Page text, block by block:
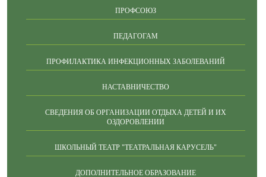
ПРОФСОЮЗ
ПЕДАГОГАМ
ПРОФИЛАКТИКА ИНФЕКЦИОННЫХ ЗАБОЛЕВАНИЙ
НАСТАВНИЧЕСТВО
СВЕДЕНИЯ ОБ ОРГАНИЗАЦИИ ОТДЫХА ДЕТЕЙ И ИХ
ОЗДОРОВЛЕНИИ
ШКОЛЬНЫЙ ТЕАТР "ТЕАТРАЛЬНАЯ КАРУСЕЛЬ"
ДОПОЛНИТЕЛЬНОЕ ОБРАЗОВАНИЕ